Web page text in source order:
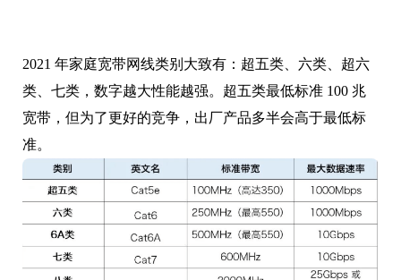
类、七类，数字越大性能越强。超五类最低标准 100 兆
宽带，但为了更好的竞争，出厂产品多半会高于最低标
准。